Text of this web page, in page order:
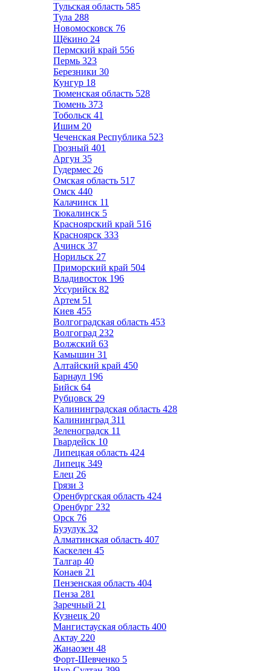
Тульская область 585
Тула 288
Новомосковск 76
Щёкино 24
Пермский край 556
Пермь 323
Березники 30
Кунгур 18
Тюменская область 528
Тюмень 373
Тобольск 41
Ишим 20
Чеченская Республика 523
Грозный 401
Аргун 35
Гудермес 26
Омская область 517
Омск 440
Калачинск 11
Тюкалинск 5
Красноярский край 516
Красноярск 333
Ачинск 37
Норильск 27
Приморский край 504
Владивосток 196
Уссурийск 82
Артем 51
Киев 455
Волгоградская область 453
Волгоград 232
Волжский 63
Камышин 31
Алтайский край 450
Барнаул 196
Бийск 64
Рубцовск 29
Калининградская область 428
Калининград 311
Зеленоградск 11
Гвардейск 10
Липецкая область 424
Липецк 349
Елец 26
Грязи 3
Оренбургская область 424
Оренбург 232
Орск 76
Бузулук 32
Алматинская область 407
Каскелен 45
Талгар 40
Конаев 21
Пензенская область 404
Пенза 281
Заречный 21
Кузнецк 20
Мангистауская область 400
Актау 220
Жанаозен 48
Форт-Шевченко 5